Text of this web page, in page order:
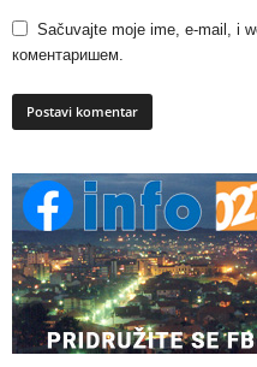
Sačuvajte moje ime, e-mail, i
коментаришем.